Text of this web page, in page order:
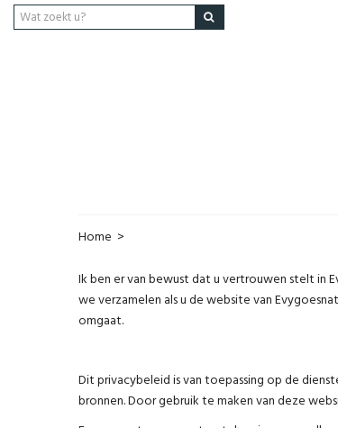
Home >
Ik ben er van bewust dat u vertrouwen stelt in
we verzamelen als u de website van
omgaat.
Dit privacybeleid is van toepassing op de
bronnen. Door gebruik te maken van deze